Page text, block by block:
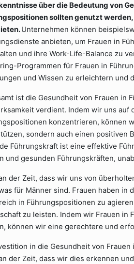
über die Bedeutung von
sollten genutzt
Unternehmen können
anbieten, um Frauen in
und ihre Work-Life-Balance zu
Programmen für Frauen in
und Wissen zu erleichtern und
ist die Gesundheit von Frauen in
verdient. Indem wir uns auf
konzentrieren, können
sondern auch einen positiven
Führungskraft ist eine effektive
und gesunden Führungskräften,
der Zeit, dass wir uns von
für Männer sind. Frauen haben in
in Führungspositionen zu
zu leisten. Indem wir Frauen
können wir eine gerechtere und
in die Gesundheit von
der Zeit, dass wir dies erkennen